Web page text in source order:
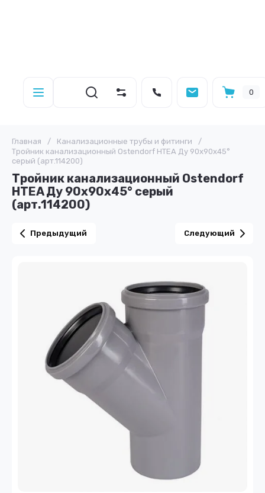
0
Главная / Канализационные трубы и фитинги
/
Тройник канализационный Ostendorf HTEA Ду 90х90х45°
серый (арт.114200)
Тройник канализационный Ostendorf
HTEA Ду 90х90х45° серый
(арт.114200)
Предыдущий Следующий